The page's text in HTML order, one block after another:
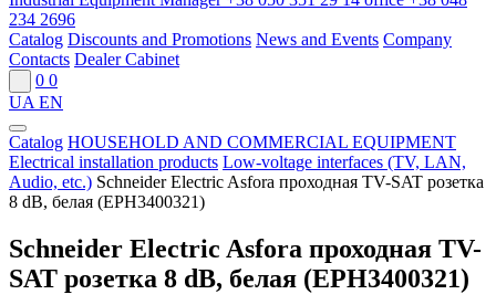
234 2696
Catalog Discounts and Promotions News and Events Company
Contacts Dealer Cabinet
0 0
UA EN
Catalog HOUSEHOLD AND COMMERCIAL EQUIPMENT
Electrical installation products Low-voltage interfaces (TV, LAN,
Audio, etc.) Schneider Electric Asfora проходная TV-SAT розетка
8 dB, белая (EPH3400321)
Schneider Electric Asfora проходная TV-
SAT розетка 8 dB, белая (EPH3400321)